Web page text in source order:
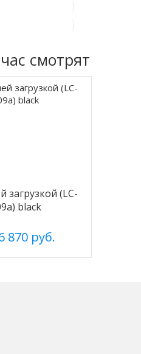
смотрят
загрузкой (LC-
black
870 руб.